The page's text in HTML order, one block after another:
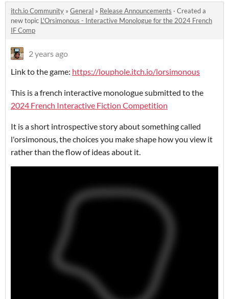
itch.io Community » General » Release Announcements · Created a
new topic L'Orsimonous - Interactive Monologue for the 2024 French
IF Comp
2 years ago
Link to the game: https://louphole.itch.io/lorsimonous
This is a french interactive monologue submitted to the
2024 French Interactive Fiction Competition
It is a short introspective story about something called
l'orsimonous, the choices you make shape how you view it
rather than the flow of ideas about it.